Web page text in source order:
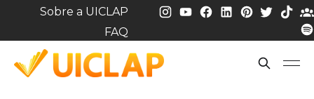
Sobre a UICLAP
FAQ